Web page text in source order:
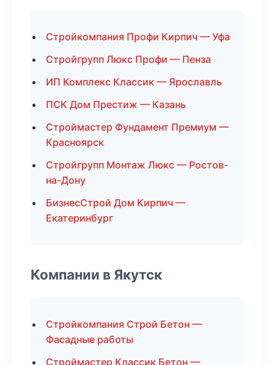
Стройкомпания Профи Кирпич — Уфа
Стройгрупп Люкс Профи — Пенза
ИП Комплекс Классик — Ярославль
ПСК Дом Престиж — Казань
Строймастер Фундамент Премиум —
Красноярск
Стройгрупп Монтаж Люкс — Ростов-
на-Дону
БизнесСтрой Дом Кирпич —
Екатеринбург
Компании в Якутск
Стройкомпания Строй Бетон —
Фасадные работы
Строймастер Классик Бетон —